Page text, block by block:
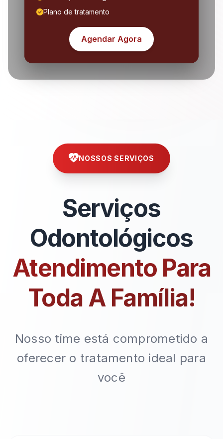
Plano de tratamento
Agendar Agora
NOSSOS SERVIÇOS
Serviços
Odontológicos
Atendimento Para
Toda A Família!
Nosso time está comprometido a
oferecer o tratamento ideal para
você